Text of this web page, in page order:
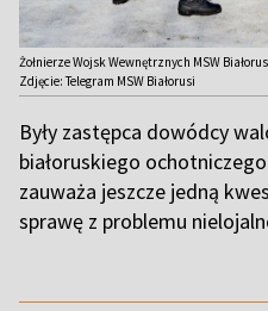
Żołnierze Wojsk Wewnętrznych MSW
Zdjęcie: Telegram MSW Białorusi
Były zastępca dowódcy
białoruskiego
zauważa jeszcze jedną
sprawę z problemu